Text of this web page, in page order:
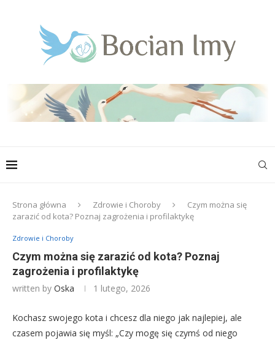
Strona główna Zdrowie i Choroby
Czym można się
zarazić od kota? Poznaj zagrożenia i profilaktykę
Zdrowie i Choroby
Czym można się zarazić od kota? Poznaj
zagrożenia i profilaktykę
written by Oska 1 lutego, 2026
Kochasz swojego kota i chcesz dla niego jak najlepiej, ale
czasem pojawia się myśl: „Czy mogę się czymś od niego